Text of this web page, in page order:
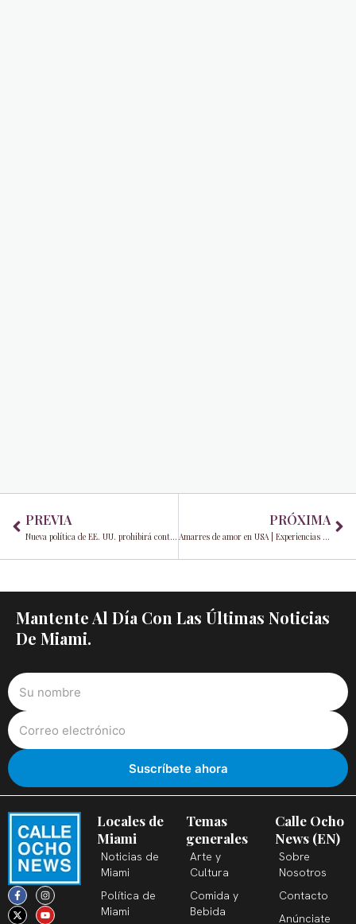
PREVIA
Nueva política de EE. UU. prohibirá contratos con la MLB a jugadores cubanos de béisbol vinculados a La Habana
PRÓXIMA
Amarres de amor en USA | Experiencias reales de Paloma Lafuente
Mantente Al Día Con Las Últimas Noticias
De Miami.
F
a
c
e
I
n
s
t
X
-
t
w
Y
o
u
t
T
i
k
t
L
i
n
k
Locales de
Miami
Noticias de
Miami
Política de
Miami
Temas
generales
Arte y
Cultura
Comida y
Bebida
Calle Ocho
News (EN)
Sobre
Nosotros
Contacto
Anúnciate